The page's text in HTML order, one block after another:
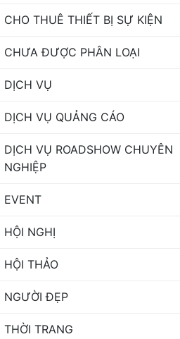
CHO THUÊ THIẾT BỊ SỰ KIỆN
CHƯA ĐƯỢC PHÂN LOẠI
DỊCH VỤ
DỊCH VỤ QUẢNG CÁO
DỊCH VỤ ROADSHOW CHUYÊN
NGHIỆP
EVENT
HỘI NGHỊ
HỘI THẢO
NGƯỜI ĐẸP
THỜI TRANG